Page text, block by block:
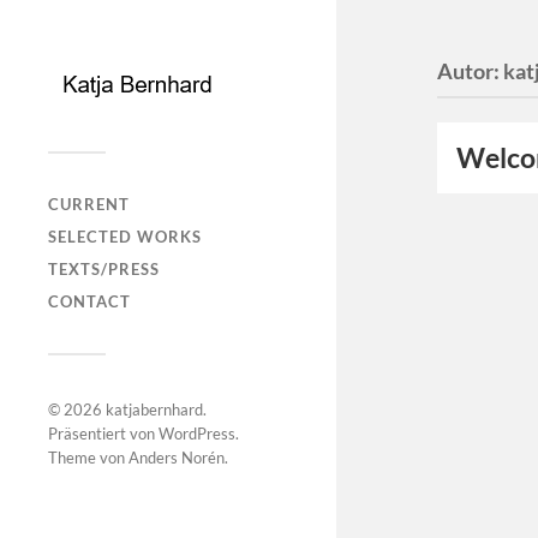
CURRENT
SELECTED WORKS
TEXTS/PRESS
CONTACT
© 2026 katjabernhard.
Präsentiert vonWordPress.
Theme vonAnders Norén.
Autor: